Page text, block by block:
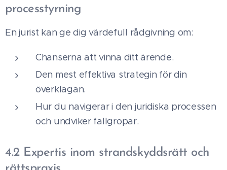
processtyrning
En jurist kan ge dig värdefull rådgivning om:
Chanserna att vinna ditt ärende.
Den mest effektiva strategin för din
överklagan.
Hur du navigerar i den juridiska processen
och undviker fallgropar.
4.2 Expertis inom strandskyddsrätt och